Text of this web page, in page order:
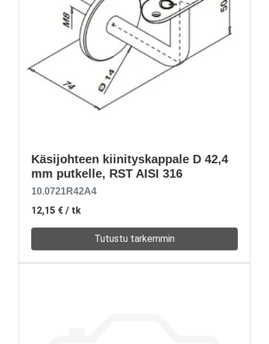
Käsijohteen kiinityskappale D 42,4
mm putkelle, RST AISI 316
10.0721R42A4
12,15 € / tk
Tutustu tarkemmin